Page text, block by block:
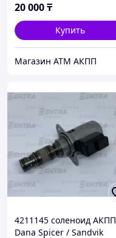
20 000₸
Купить
Магазин АТМ АКПП
4211145 соленоид АКПП
Dana Spicer / Sandvik